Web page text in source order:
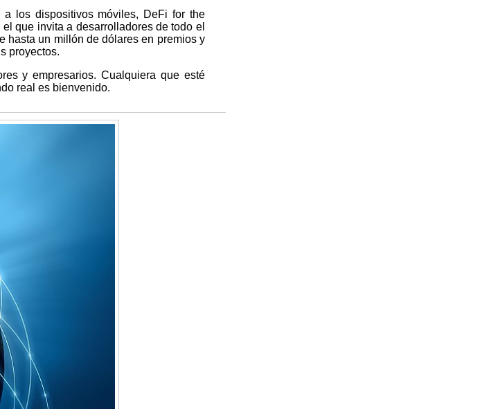
los dispositivos móviles, DeFi for the
que invita a desarrolladores de todo el
hasta un millón de dólares en premios y
proyectos.
y empresarios. Cualquiera que esté
real es bienvenido.